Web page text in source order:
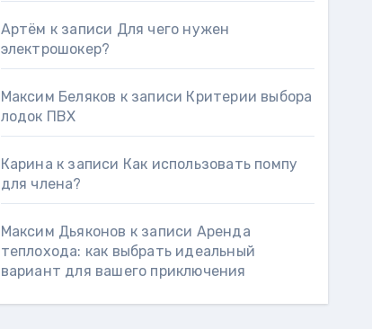
Артём к записи Для чего нужен
электрошокер?
Максим Беляков к записи Критерии выбора
лодок ПВХ
Карина к записи Как использовать помпу
для члена?
Максим Дьяконов к записи Аренда
теплохода: как выбрать идеальный
вариант для вашего приключения